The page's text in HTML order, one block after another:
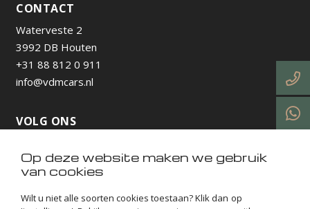
CONTACT
Waterveste 2
3992 DB Houten
+31 88 812 0 911
info@vdmcars.nl
VOLG ONS
https://www.instagram.com/vdmcarsnl/
https://www.facebook.com/
https://nl.linkedin.com/company/vdm-cars-utrecht
https://www.tiktok.com/@vdmcarsnl
Op deze website maken we gebruik
van cookies
Wilt u niet alle soorten cookies toestaan? Klik dan op